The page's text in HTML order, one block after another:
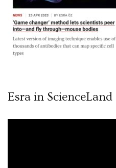
Esra in ScienceLand